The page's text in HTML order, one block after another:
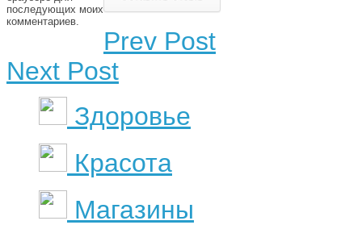
последующих моих
комментариев.
Prev Post
Next Post
Здоровье
Красота
Магазины